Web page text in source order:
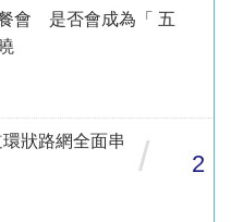
會 是否會成為「 五
狀路網全面串
/ 2